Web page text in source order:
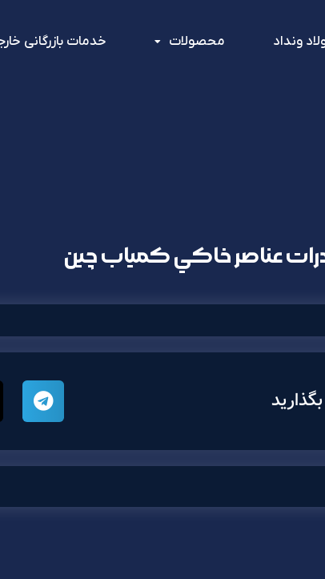
ونداد محصولات خدمات بازرگانی
عناصر خاكي كمياب چين